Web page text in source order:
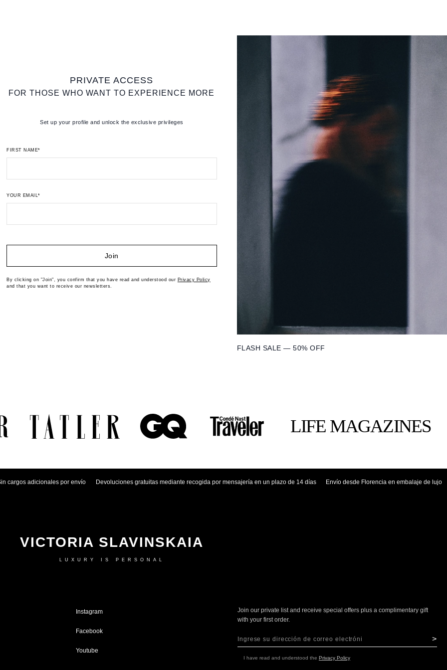
PRIVATE ACCESS
FOR THOSE WHO WANT TO EXPERIENCE MORE
Set up your profile and unlock the exclusive privileges
FIRST NAME*
YOUR EMAIL*
Join
By clicking on "Join", you confirm that you have read and understood our Privacy Policy
and that you want to receive our newsletters.
FLASH SALE — 50% OFF
cargos adicionales por envío Devoluciones gratuitas mediante recogida por mensajería en un plazo de 14 días Envío desde Florencia en embalaje de lujo
VICTORIA SLAVINSKAIA
LUXURY IS PERSONAL
Instagram
Facebook
Youtube
Join our private list and receive special offers plus a complimentary gift
with your first order.
NEWSLETTER
Sign Up for Our Newsletter: >
I have read and understood thePrivacy Policy